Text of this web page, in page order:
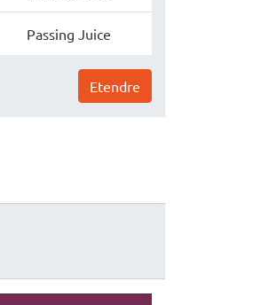
Passing Juice
Etendre